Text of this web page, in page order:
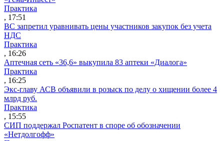
Практика
, 17:51
ВС запретил уравнивать цены участников закупок без учета
НДС
Практика
, 16:26
Аптечная сеть «36,6» выкупила 83 аптеки «Диалога»
Практика
, 16:25
Экс-главу АСВ объявили в розыск по делу о хищении более 4
млрд руб.
Практика
, 15:55
СИП поддержал Роспатент в споре об обозначении
«Нетдолгофф»